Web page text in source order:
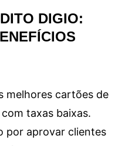
DIGIO:
melhores cartões de
taxas baixas.
por aprovar clientes